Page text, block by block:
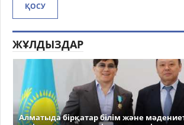
ҚОСУ
ЖҰЛДЫЗДАР
Алматыда бірқатар білім және